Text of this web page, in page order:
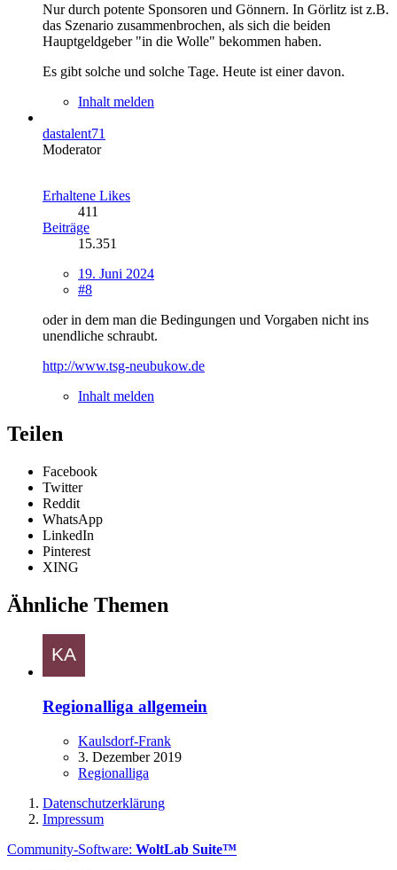
Nur durch potente Sponsoren und Gönnern. In Görlitz ist z.B.
das Szenario zusammenbrochen, als sich die beiden
Hauptgeldgeber "in die Wolle" bekommen haben.
Es gibt solche und solche Tage. Heute ist einer davon.
Inhalt melden
dastalent71
Moderator
Erhaltene Likes
411
Beiträge
15.351
19. Juni 2024
#8
oder in dem man die Bedingungen und Vorgaben nicht ins
unendliche schraubt.
http://www.tsg-neubukow.de
Inhalt melden
Teilen
Facebook
Twitter
Reddit
WhatsApp
LinkedIn
Pinterest
XING
Ähnliche Themen
Regionalliga allgemein
Kaulsdorf-Frank
3. Dezember 2019
Regionalliga
Datenschutzerklärung
Impressum
Community-Software: WoltLab Suite™